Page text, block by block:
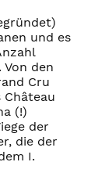
und es
den
Cru
Château
(!)
der
die der
I.